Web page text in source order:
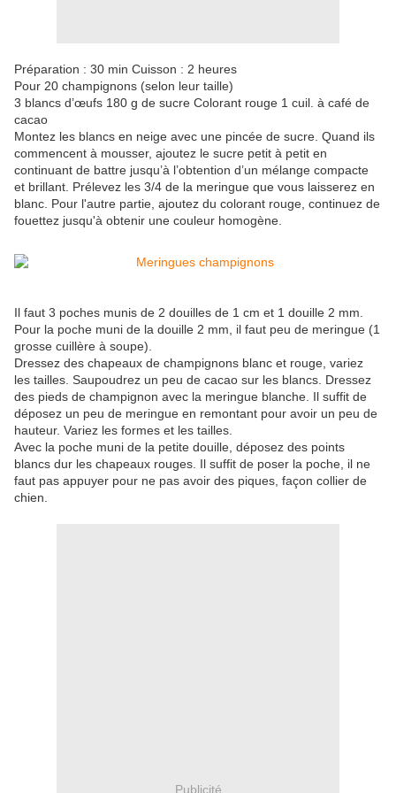
Préparation : 30 min Cuisson : 2 heures
Pour 20 champignons (selon leur taille)
3 blancs d’œufs 180 g de sucre Colorant rouge 1 cuil. à café de
cacao
Montez les blancs en neige avec une pincée de sucre. Quand ils
commencent à mousser, ajoutez le sucre petit à petit en
continuant de battre jusqu’à l’obtention d’un mélange compacte
et brillant. Prélevez les 3/4 de la meringue que vous laisserez en
blanc. Pour l'autre partie, ajoutez du colorant rouge, continuez de
fouettez jusqu'à obtenir une couleur homogène.
Il faut 3 poches munis de 2 douilles de 1 cm et 1 douille 2 mm.
Pour la poche muni de la douille 2 mm, il faut peu de meringue (1
grosse cuillère à soupe).
Dressez des chapeaux de champignons blanc et rouge, variez
les tailles. Saupoudrez un peu de cacao sur les blancs. Dressez
des pieds de champignon avec la meringue blanche. Il suffit de
déposez un peu de meringue en remontant pour avoir un peu de
hauteur. Variez les formes et les tailles.
Avec la poche muni de la petite douille, déposez des points
blancs dur les chapeaux rouges. Il suffit de poser la poche, il ne
faut pas appuyer pour ne pas avoir des piques, façon collier de
chien.
Publicité